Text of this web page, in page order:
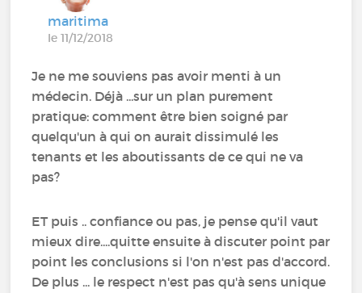
maritima
le 11/12/2018
Je ne me souviens pas avoir menti à un
médecin. Déjà ...sur un plan purement
pratique: comment être bien soigné par
quelqu'un à qui on aurait dissimulé les
tenants et les aboutissants de ce qui ne va
pas?
ET puis .. confiance ou pas, je pense qu'il vaut
mieux dire....quitte ensuite à discuter point par
point les conclusions si l'on n'est pas d'accord.
De plus ... le respect n'est pas qu'à sens unique